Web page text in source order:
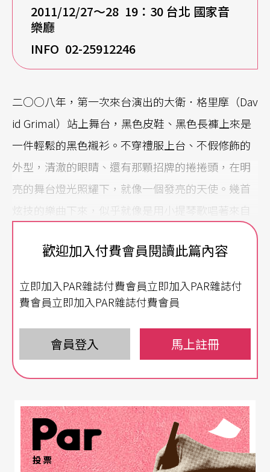
2011/12/27～28 19：30 台北 國家音
樂廳
INFO 02-25912246
二○○八年，第一次來台演出的大衛．格里摩（Dav
id Grimal）站上舞台，黑色皮鞋、黑色長褲上來是
一件輕鬆的黑色襯衫。不穿禮服上台、不假修飾的
外型，清澈的眼睛、還有那顆招牌的捲捲頭，在明
亮的舞台燈光照耀下，就像一個發亮的天使。幾首
炫技的樂曲下來，似乎就像是用小提琴歌唱著來自
章，媲美魔鬼小提琴手基頓．克萊曼（Gidon Krem
er）的小提琴新銳，從五歲拿起小提琴，就證明了
自己是個天生的藝術家。他在法國巴黎音樂院師事
巴斯基耶（Régis Pasquier），在取得學位之後，接
受明茲（Shlomo Mintz）與史坦（Isaac Stern）等
小提琴大賽首獎的傳奇小提琴家赫胥宏（Philippe H
irschhorn）後，亦師亦友的情感也形塑了他至今演
奏風格的基礎。
歡迎加入付費會員閱讀此篇內容
立即加入PAR雜誌付費會員立即加入PAR雜誌付
費會員立即加入PAR雜誌付費會員
會員登入 馬上註冊
投票